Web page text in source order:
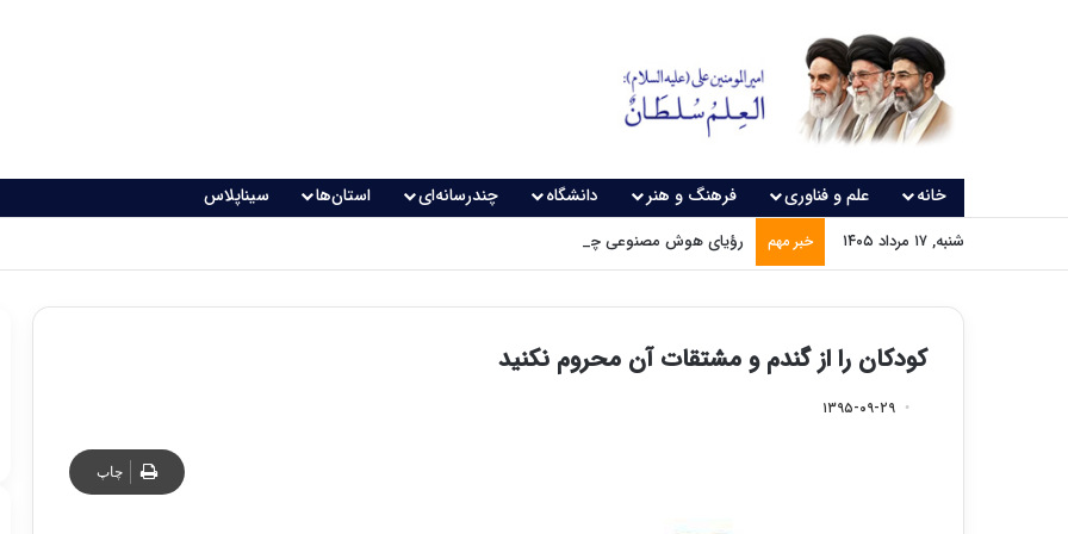
خانه علم و فناوری فرهنگ و هنر دانشگاه چندرسانه‌ای استان‌ها سیناپلاس
شنبه, ۱۷ مرداد ۱۴۰۵ خبر مهم رؤیای هوش مصنوعی چه زمانی واقعی می‌شود؟
کودکان را از گندم و مشتقات آن محروم نکنید
۱۳۹۵-۰۹-۲۹
چاپ